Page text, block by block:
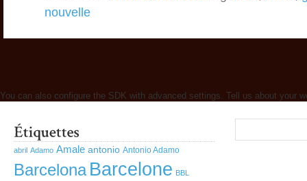
nouvelle
You can also configure the SDK with advanced settings. Tell us about your
abril Adamo Amale antonio Antonio Adamo
Barcelona Barcelone BBL